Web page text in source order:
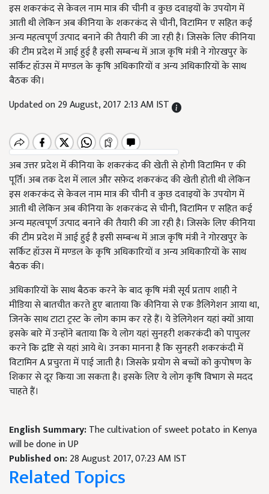
इस शकरकंद से केवल नाम मात्र की चीनी व कुछ दवाइयों के उपयोग में
आती थी लेकिन अब कीनिया के शकरकंद से चीनी, विटामिन ए सहित कई
अन्य महत्वपूर्ण उत्पाद बनाने की तैयारी की जा रही है। जिसके लिए कीनिया
की टीम प्रदेश में आई हुई है इसी सम्बन्ध में आज कृषि मंत्री ने गोरखपुर के
सर्किट हॉउस में मण्डल के कृषि अधिकारियों व अन्य अधिकारियों के साथ
बैठक की।
Updated on 29 August, 2017 2:13 AM IST
अब उत्तर प्रदेश में कीनिया के शकरकंद की खेती से होगी विटामिन ए की
पूर्ति। अब तक देश में लाल और सफ़ेद शकरकंद की खेती होती थी लेकिन
इस शकरकंद से केवल नाम मात्र की चीनी व कुछ दवाइयों के उपयोग में
आती थी लेकिन अब कीनिया के शकरकंद से चीनी, विटामिन ए सहित कई
अन्य महत्वपूर्ण उत्पाद बनाने की तैयारी की जा रही है। जिसके लिए कीनिया
की टीम प्रदेश में आई हुई है इसी सम्बन्ध में आज कृषि मंत्री ने गोरखपुर के
सर्किट हॉउस में मण्डल के कृषि अधिकारियों व अन्य अधिकारियों के साथ
बैठक की।
अधिकारियों के साथ बैठक करने के बाद कृषि मंत्री सूर्य प्रताप शाही ने
मीडिया से बातचीत करते हुए बाताया कि कीनिया से एक डैलिगेशन आया था,
जिनके साथ टाटा ट्रस्ट के लोग काम कर रहे हैं। ये डेलिगेशन यहां क्यों आया
इसके बारे में उन्होंने बताया कि ये लोग यहां सुनहरी शकरकंदी को पापुलर
करने कि द्रष्टि से यहां आये थे। उनका मानना है कि सुनहरी शकरकंदी में
विटामिन A प्रचुरता में पाई जाती है। जिसके प्रयोग से बच्चों को कुपोषण के
शिकार से दूर किया जा सकता है। इसके लिए ये लोग कृषि विभाग से मदद
चाहते हैं।
English Summary:The cultivation of sweet potato in Kenya
will be done in UP
Published on:28 August 2017, 07:23 AM IST
Related Topics